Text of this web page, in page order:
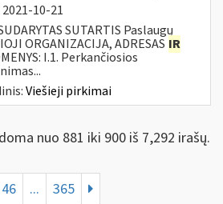
2021-10-21
SUTARTIS Paslaugų
ORGANIZACIJA, ADRESAS IR
I.1. Perkančiosios
Viešieji pirkimai
nuo 881 iki 900 iš 7,292 irašų.
46 ... 365